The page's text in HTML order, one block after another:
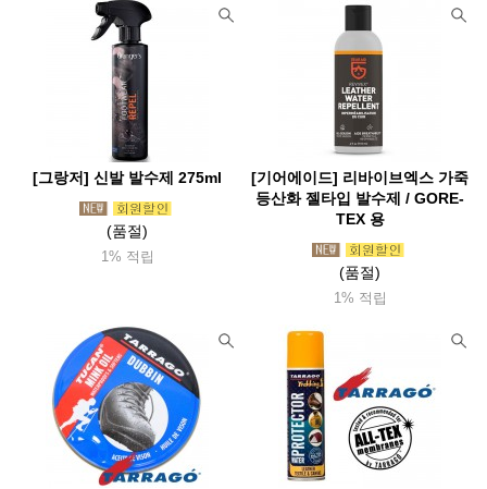
[그랑저] 신발 발수제 275ml
(품절)
1% 적립
[기어에이드] 리바이브엑스 가죽
등산화 젤타입 발수제 / GORE-
TEX 용
(품절)
1% 적립